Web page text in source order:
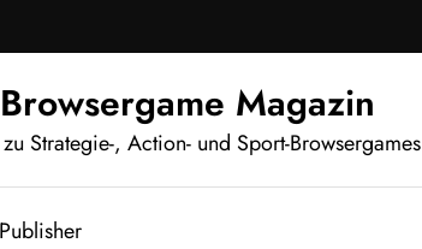
Browsergame Magazin
Strategie-, Action- und Sport-Browsergames